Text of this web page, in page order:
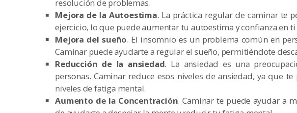
resolución de problemas.
Mejora de la Autoestima. La práctica regular de caminar te
ejercicio, lo que puede aumentar tu autoestima y confianza en
Mejora del sueño. El insomnio es un problema común en
Caminar puede ayudarte a regular el sueño, permitiéndote
Reducción de la ansiedad. La ansiedad es una
personas. Caminar reduce esos niveles de ansiedad, ya que
niveles de fatiga mental.
Aumento de la Concentración. Caminar te puede ayudar a